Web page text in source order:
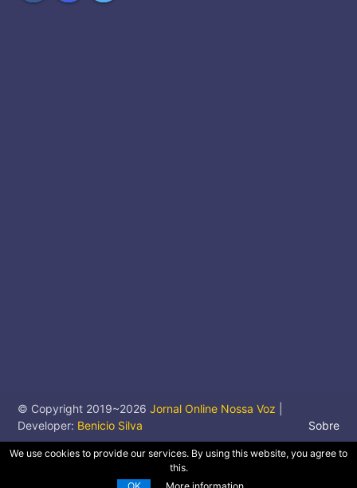
© Copyright 2019~2026 Jornal Online Nossa Voz
Developer: Benicio Silva Sobre
We use cookies to provide our services. By using this website, you agree to
this.